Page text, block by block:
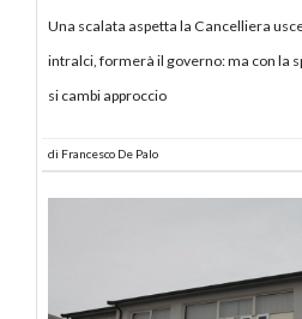
Una scalata aspetta la Cancelliera
intralci, formerà il governo: ma con la
si cambi approccio
di Francesco De Palo